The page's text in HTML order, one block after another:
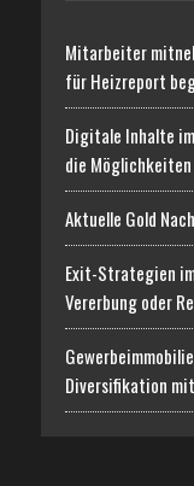
Mitarbeiter
für Heizreport
Digitale Inhalte
die Möglichkeiten
Aktuelle Gold
Exit-Strategien
Vererbung oder
Diversifikation